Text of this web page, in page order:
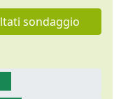
sondaggio